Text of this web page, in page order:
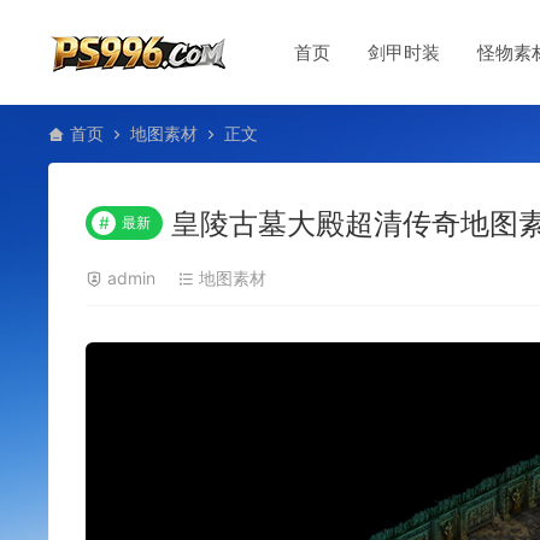
首页 剑甲时装 怪物素
首页 地图素材 正文
# 最新 皇陵古墓大殿超清传奇地
admin 地图素材